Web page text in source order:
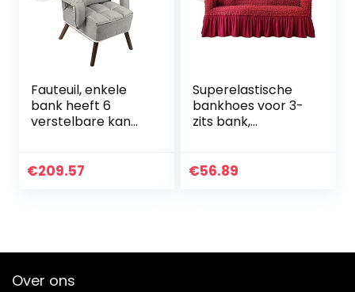
Fauteuil, enkele
bank heeft 6
verstelbare kan
te monteren voor
€209.57
Superelastische
bankhoes voor 3-
zits bank,
bank
Sofa hoes
€56.89
Over ons